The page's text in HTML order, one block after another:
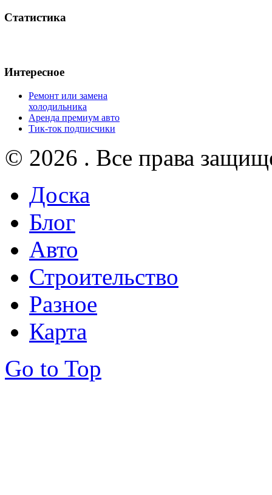
Статистика
Интересное
Ремонт или замена
холодильника
Аренда премиум авто
Тик-ток подписчики
© 2026 . Все права
Доска
Блог
Авто
Строительство
Разное
Карта
Go to Top